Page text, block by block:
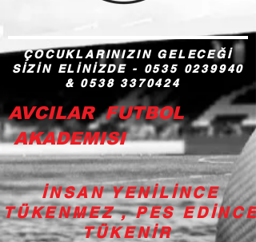
ÇOCUKLARINIZIN GELECEĞİ
SİZİN ELİNİZDE - 0535 0239940
& 0538 3370424
AVCILAR FUTBOL
AKADEMISI
İNSAN YENİLİNCE
TÜKENMEZ , PES EDİNCE
TÜKENİR